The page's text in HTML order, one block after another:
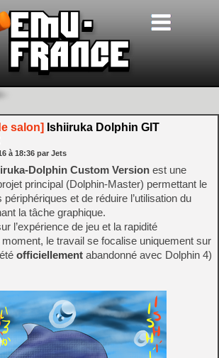
salon] Ishiiruka Dolphin GIT
à 18:36 par Jets
Dolphin Custom Version est une
principal (Dolphin-Master) permettant le
et de réduire l’utilisation du
la tâche graphique.
l’expérience de jeu et la rapidité
moment, le travail se focalise uniquement sur
officiellement abandonné avec Dolphin 4)